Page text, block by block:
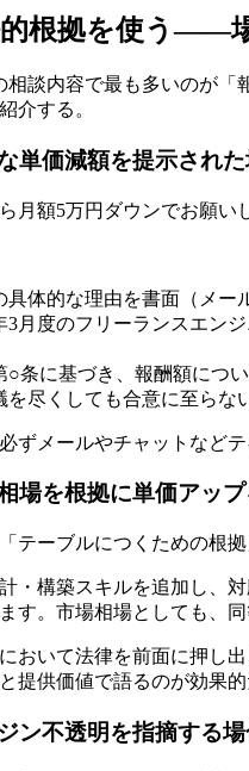
的根拠を使う――
談内容で最も多いのが「
介する。
単価減額を提示され
月額5万円ダウンでお願い
具体的な理由を書面（メ
3月度のフリーランスエン
○条に基づき、報酬額につ
を尽くしても合意に至らな
ずメールやチャットなど
場を根拠に単価アッ
テーブルにつくための根拠
・構築スキルを追加し
す。市場相場としても、
おいて法律を前面に押し
提供価値で語るのが効果的
ン不透明を指摘する